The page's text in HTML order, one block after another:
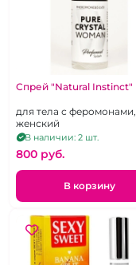
Спрей "Natural Instinct"
для тела с феромонами,
женский
В наличии: 2 шт.
800 pуб.
В корзину